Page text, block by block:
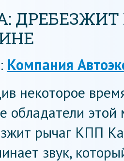
Компания
некоторое
обладатели
рычаг КПП
звук,